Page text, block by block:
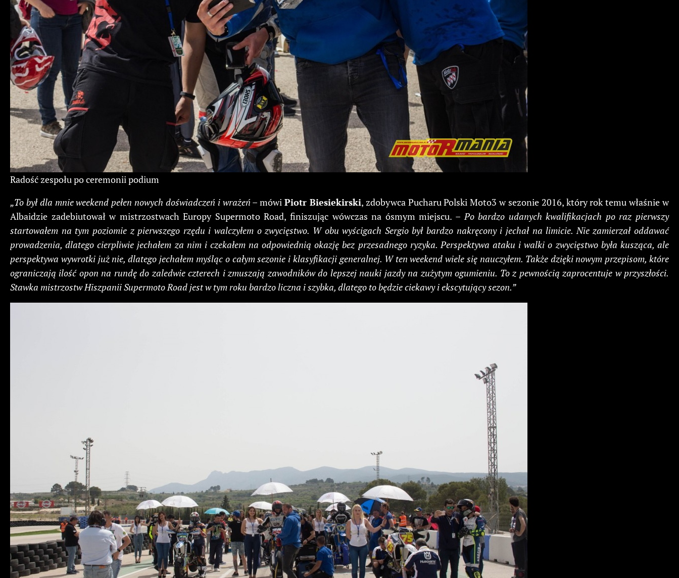
Radość zespołu po ceremonii podium
„To był dla mnie weekend pełen nowych doświadczeń i wrażeń– mówiPiotr Biesiekirski, zdobywca Pucharu Polski Moto3 w sezonie 2016, który rok temu właśnie w
Albaidzie zadebiutował w mistrzostwach Europy Supermoto Road, finiszując wówczas na ósmym miejscu. –Po bardzo udanych kwalifikacjach po raz pierwszy
startowałem na tym poziomie z pierwszego rzędu i walczyłem o zwycięstwo. W obu wyścigach Sergio był bardzo nakręcony i jechał na limicie. Nie zamierzał oddawać
prowadzenia, dlatego cierpliwie jechałem za nim i czekałem na odpowiednią okazję bez przesadnego ryzyka. Perspektywa ataku i walki o zwycięstwo była kusząca, ale
perspektywa wywrotki już nie, dlatego jechałem myśląc o całym sezonie i klasyfikacji generalnej. W ten weekend wiele się nauczyłem. Także dzięki nowym przepisom, które
ograniczają ilość opon na rundę do zaledwie czterech i zmuszają zawodników do lepszej nauki jazdy na zużytym ogumieniu. To z pewnością zaprocentuje w przyszłości.
Stawka mistrzostw Hiszpanii Supermoto Road jest w tym roku bardzo liczna i szybka, dlatego to będzie ciekawy i ekscytujący sezon.”